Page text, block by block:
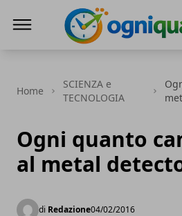
Home
SCIENZA e
TECNOLOGIA
Ogni quanto
al metal
di Redazione04/02/2016